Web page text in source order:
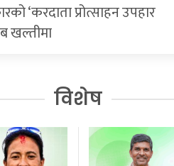
‘करदाता प्रोत्साहन उपहार
खल्तीमा
विशेष